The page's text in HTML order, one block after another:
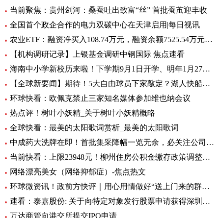
当前聚焦：贵州剑河：桑蚕吐出致富“丝” 首批蚕茧迎丰收
全国首个政企合作的电力双碳中心在天津启用|每日视讯
农业ETF：融资净买入108.74万元，融资余额7525.54万元（06-28）
【机构调研记录】上银基金调研中钢国际 焦点速看
海南中小学新校历来啦！下学期9月1日开学、明年1月27日放寒假|观焦点
【全球新要闻】期待！5大自由球员下家敲定？湖人快船或签全明星后卫
环球快看：欧佩克禁止三家知名媒体参加维也纳会议
热点评！树叶小妖精_关于树叶小妖精概略
全球快看：最美的太阳歌词赏析_最美的太阳歌词
中成药大洗牌在即！首批集采降幅一览无余，必关注公司火线全揭秘，投资风险哪里藏？
当前快看：上限23948元！柳州住房公积金缴存政策调整，7月起执行
网络漂亮美女（网络抑郁症）-焦点热文
环球微资讯！政前方快评｜用心用情做好“送上门来的群众工作”
速看：泰嘉股份: 关于向特定对象发行股票申请获得深圳证券交易所上市审核中心审核通过的公告
万达商管向港交所提交IPO申请